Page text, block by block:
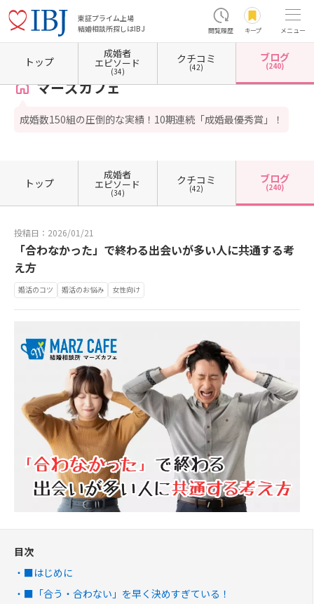
東証プライム上場
結婚相談所探しはIBJ
閲覧履歴 キープ メニュー
ホーム 東京都の結婚相談所 東京都中野区 マーズカフェ カウンセラーブログ一覧
マーズカフェ
成婚数150組の圧倒的な実績！10期連続「成婚最優秀賞」！
トップ
成婚者
エピソード
(34)
クチコミ
(42)
ブログ
(240)
トップ
成婚者
エピソード
(34)
クチコミ
(42)
ブログ
(240)
投稿日：2026/01/21
「合わなかった」で終わる出会いが多い人に共通する考
え方
婚活のコツ 婚活のお悩み 女性向け
目次
■はじめに
■「合う・合わない」を早く決めすぎている！